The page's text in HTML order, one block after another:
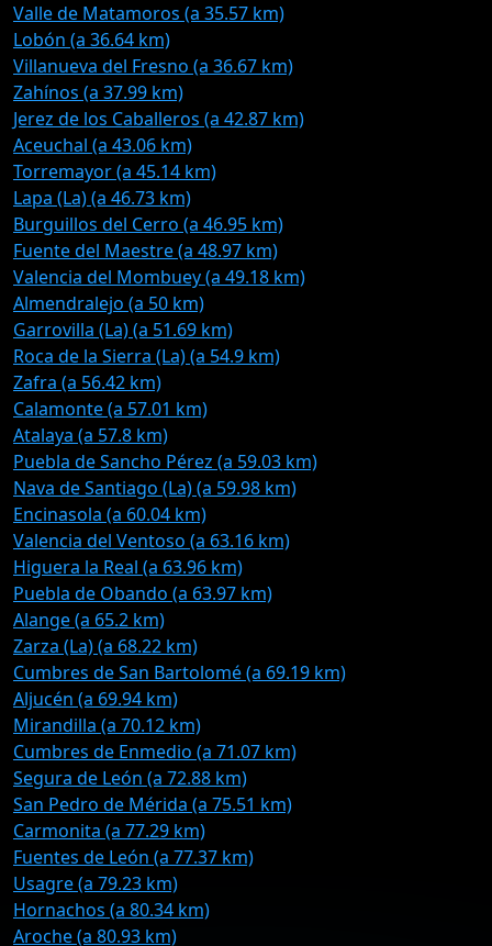
Valle de Matamoros (a 35.57 km)
Lobón (a 36.64 km)
Villanueva del Fresno (a 36.67 km)
Zahínos (a 37.99 km)
Jerez de los Caballeros (a 42.87 km)
Aceuchal (a 43.06 km)
Torremayor (a 45.14 km)
Lapa (La) (a 46.73 km)
Burguillos del Cerro (a 46.95 km)
Fuente del Maestre (a 48.97 km)
Valencia del Mombuey (a 49.18 km)
Almendralejo (a 50 km)
Garrovilla (La) (a 51.69 km)
Roca de la Sierra (La) (a 54.9 km)
Zafra (a 56.42 km)
Calamonte (a 57.01 km)
Atalaya (a 57.8 km)
Puebla de Sancho Pérez (a 59.03 km)
Nava de Santiago (La) (a 59.98 km)
Encinasola (a 60.04 km)
Valencia del Ventoso (a 63.16 km)
Higuera la Real (a 63.96 km)
Puebla de Obando (a 63.97 km)
Alange (a 65.2 km)
Zarza (La) (a 68.22 km)
Cumbres de San Bartolomé (a 69.19 km)
Aljucén (a 69.94 km)
Mirandilla (a 70.12 km)
Cumbres de Enmedio (a 71.07 km)
Segura de León (a 72.88 km)
San Pedro de Mérida (a 75.51 km)
Carmonita (a 77.29 km)
Fuentes de León (a 77.37 km)
Usagre (a 79.23 km)
Hornachos (a 80.34 km)
Aroche (a 80.93 km)